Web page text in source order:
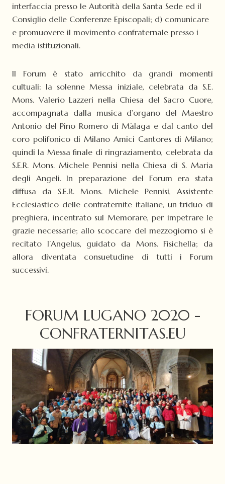
interfaccia presso le Autorità della Santa Sede ed il
Consiglio delle Conferenze Episcopali; d) comunicare
e promuovere il movimento confraternale presso i
media istituzionali.
Il Forum è stato arricchito da grandi momenti
cultuali: la solenne Messa iniziale, celebrata da S.E.
Mons. Valerio Lazzeri nella Chiesa del Sacro Cuore,
accompagnata dalla musica d’organo del Maestro
Antonio del Pino Romero di Màlaga e dal canto del
coro polifonico di Milano Amici Cantores di Milano;
quindi la Messa finale di ringraziamento, celebrata da
S.E.R. Mons. Michele Pennisi nella Chiesa di S. Maria
degli Angeli. In preparazione del Forum era stata
diffusa da S.E.R. Mons. Michele Pennisi, Assistente
Ecclesiastico delle confraternite italiane, un triduo di
preghiera, incentrato sul Memorare, per impetrare le
grazie necessarie; allo scoccare del mezzogiorno si è
recitato l’Angelus, guidato da Mons. Fisichella; da
allora diventata consuetudine di tutti i Forum
successivi.
FORUM LUGANO 2020 -
CONFRATERNITAS.EU